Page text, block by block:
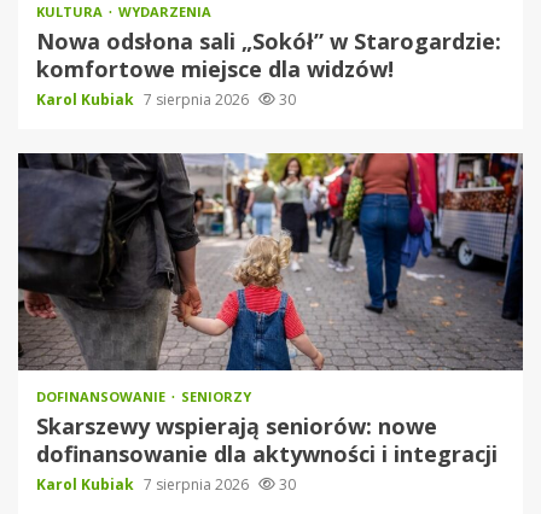
KULTURA WYDARZENIA
Nowa odsłona sali „Sokół” w Starogardzie:
komfortowe miejsce dla widzów!
Karol Kubiak 7 sierpnia 2026 30
DOFINANSOWANIE SENIORZY
Skarszewy wspierają seniorów: nowe
dofinansowanie dla aktywności i integracji
Karol Kubiak 7 sierpnia 2026 30